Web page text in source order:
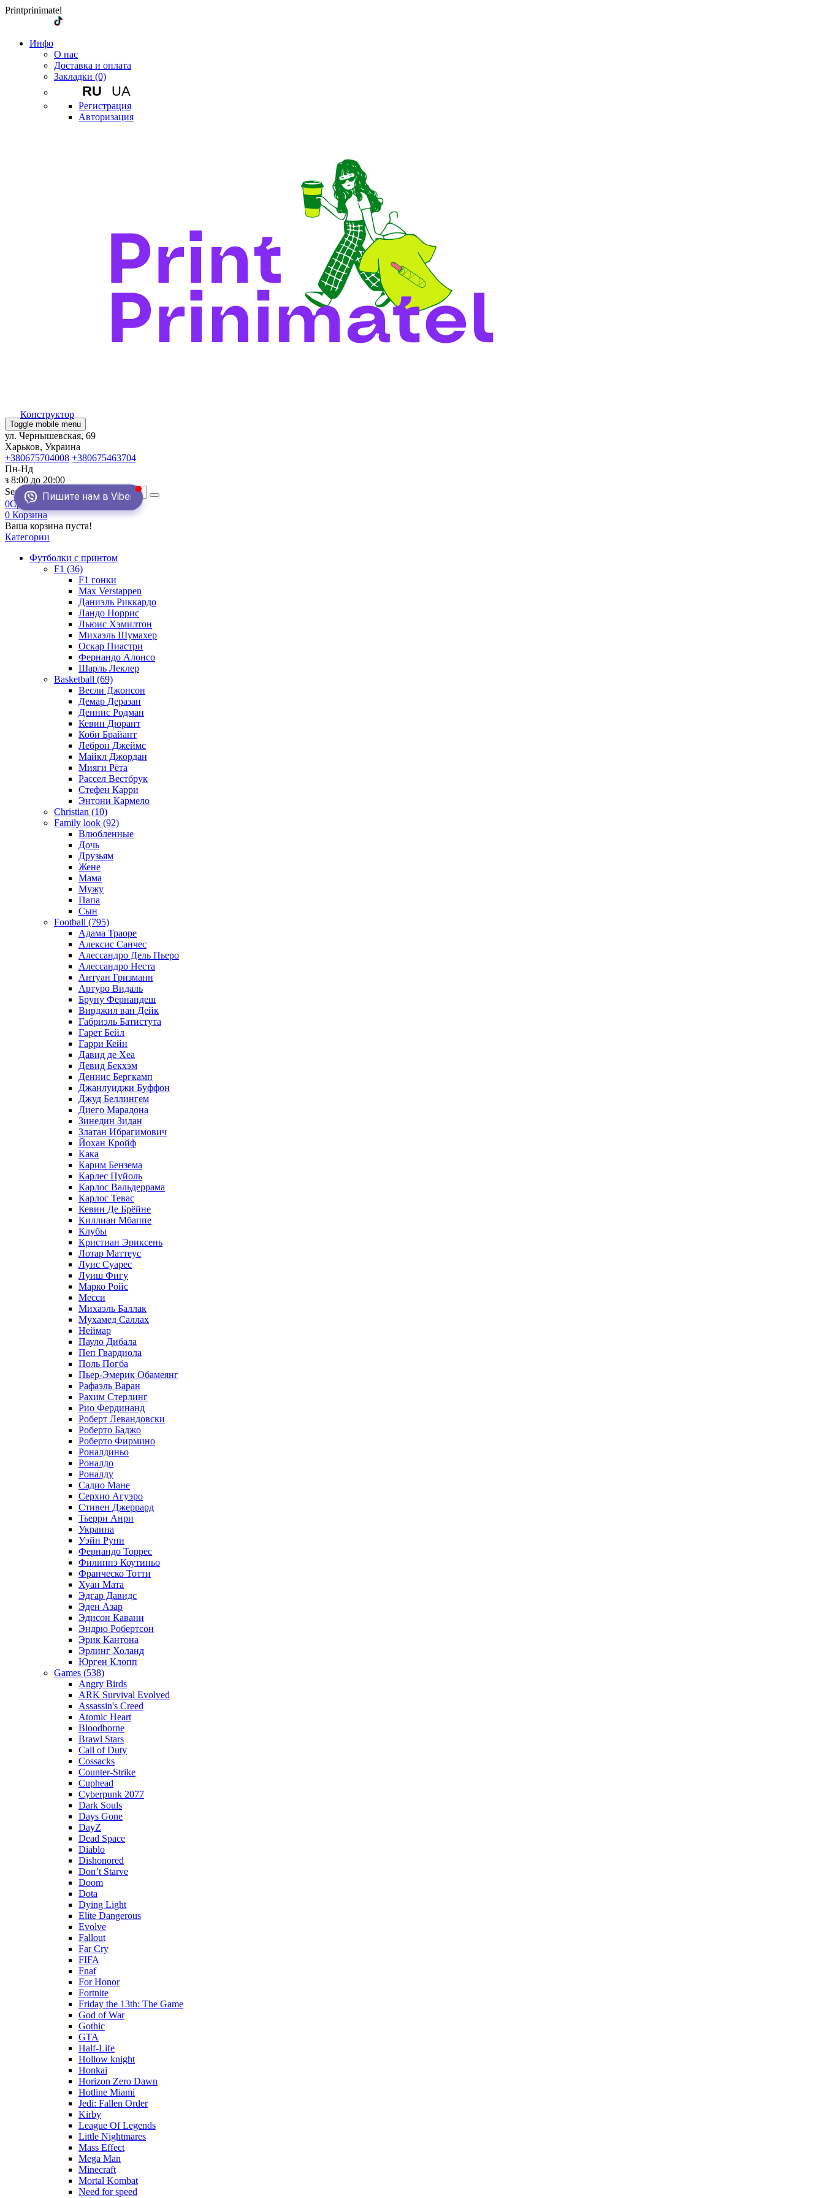
Printprinimatel
Инфо
О нас
Доставка и оплата
Закладки (0)
RU UA
Регистрация
Авторизация
Toggle mobile menu
Конструктор
ул. Чернышевская, 69
Харьков, Украина
+380675704008 +380675463704
Пишите нам в Viber
Пн-Нд
з 8:00 до 20:00
Search
0Сравнение
0 Корзина
Ваша корзина пуста!
Категории
Футболки с принтом
F1 (36)
F1 гонки
Max Verstappen
Даниэль Риккардо
Ландо Норрис
Льюис Хэмилтон
Михаэль Шумахер
Оскар Пиастри
Фернандо Алонсо
Шарль Леклер
Basketball (69)
Весли Джонсон
Демар Деразан
Деннис Родман
Кевин Дюрант
Коби Брайант
Леброн Джеймс
Майкл Джордан
Мияги Рёта
Рассел Вестбрук
Стефен Карри
Энтони Кармело
Christian (10)
Family look (92)
Влюбленные
Дочь
Друзьям
Жене
Мама
Мужу
Папа
Сын
Football (795)
Адама Траоре
Алексис Санчес
Алессандро Дель Пьеро
Алессандро Неста
Антуан Гризманн
Артуро Видаль
Бруну Фернандеш
Вирджил ван Дейк
Габриэль Батистута
Гарет Бейл
Гарри Кейн
Давид де Хеа
Девид Бекхэм
Деннис Бергкамп
Джанлуиджи Буффон
Джуд Беллингем
Диего Марадона
Зинедин Зидан
Златан Ибрагимович
Йохан Кройф
Кака
Карим Бензема
Карлес Пуйоль
Карлос Вальдеррама
Карлос Тевас
Кевин Де Брёйне
Киллиан Мбаппе
Клубы
Кристиан Эриксень
Лотар Маттеус
Луис Суарес
Луиш Фигу
Марко Ройс
Месси
Михаэль Баллак
Мухамед Саллах
Неймар
Пауло Дибала
Пеп Гвардиола
Поль Погба
Пьер-Эмерик Обамеянг
Рафаэль Варан
Рахим Стерлинг
Рио Фердинанд
Роберт Левандовски
Роберто Баджо
Роберто Фирмино
Роналдиньо
Роналдо
Роналду
Садио Мане
Серхио Агуэро
Стивен Джеррард
Тьерри Анри
Украина
Уэйн Руни
Фернандо Торрес
Филиппэ Коутиньо
Франческо Тотти
Хуан Мата
Эдгар Давидс
Эден Азар
Эдисон Кавани
Эндрю Робертсон
Эрик Кантона
Эрлинг Холанд
Юрген Клопп
Games (538)
Angry Birds
ARK Survival Evolved
Assassin's Creed
Atomic Heart
Bloodborne
Brawl Stars
Call of Duty
Cossacks
Counter-Strike
Cuphead
Cyberpunk 2077
Dark Souls
Days Gone
DayZ
Dead Space
Diablo
Dishonored
Don’t Starve
Doom
Dota
Dying Light
Elite Dangerous
Evolve
Fallout
Far Cry
FIFA
Fnaf
For Honor
Fortnite
Friday the 13th: The Game
God of War
Gothic
GTA
Half-Life
Hollow knight
Honkai
Horizon Zero Dawn
Hotline Miami
Jedi: Fallen Order
Kirby
League Of Legends
Little Nightmares
Mass Effect
Mega Man
Minecraft
Mortal Kombat
Need for speed